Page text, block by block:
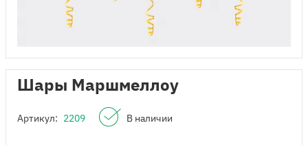
Шары Маршмеллоу
Артикул: 2209 В наличии